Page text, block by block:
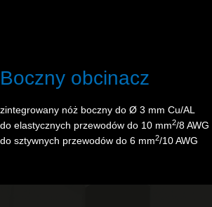
Boczny obcinacz
zintegrowany nóż boczny do Ø 3 mm Cu/AL
do elastycznych przewodów do 10 mm2/8 AWG
do sztywnych przewodów do 6 mm2/10 AWG